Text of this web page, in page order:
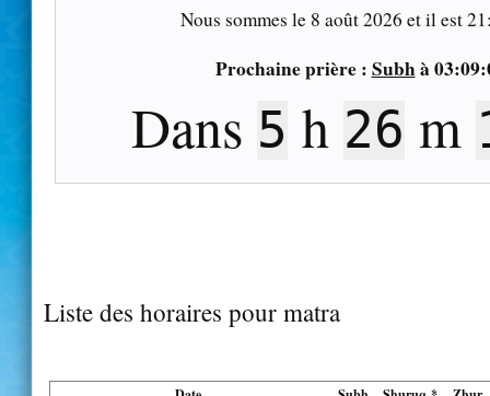
Nous sommes le 8 août 2026 et il est
Prochaine prière : Subhà
Dans 5 h 26 m
Liste des horaires pour matra